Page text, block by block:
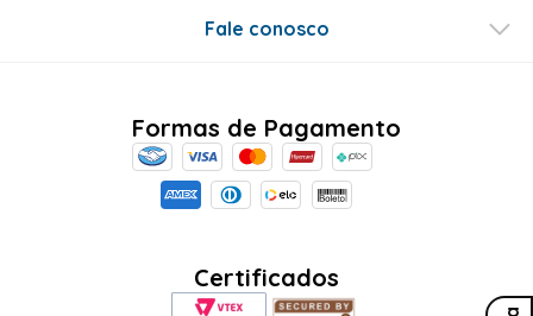
Fale conosco
Formas de Pagamento
Certificados